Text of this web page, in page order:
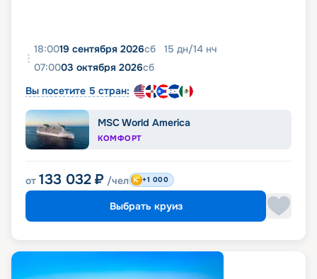
18:0019 сентября 2026сб 15 дн/14 нч
07:0003 октября 2026сб
Вы посетите 5 стран:
MSC World America
КОМФОРТ
от 133 032 ₽ /чел +1 000
Выбрать круиз